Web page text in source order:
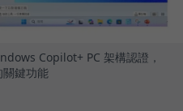
Copilot+ PC 架構認證，
鍵功能